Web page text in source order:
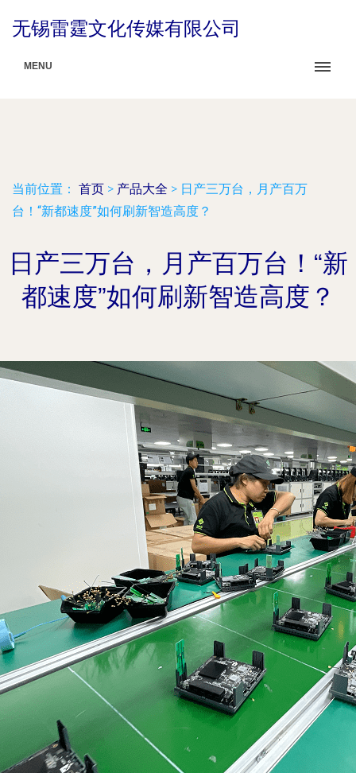
无锡雷霆文化传媒有限公司
MENU
当前位置： 首页 > 产品大全 > 日产三万台，月产百万
台！“新都速度”如何刷新智造高度？
日产三万台，月产百万台！“新
都速度”如何刷新智造高度？